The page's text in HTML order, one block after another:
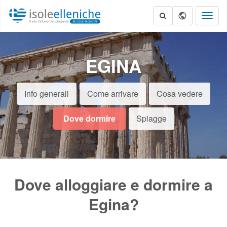
EGINA
Info generali Come arrivare Cosa vedere
Dove dormire Spiagge
Dove alloggiare e dormire a
Egina?